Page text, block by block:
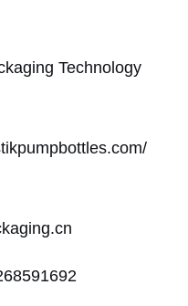
Technology